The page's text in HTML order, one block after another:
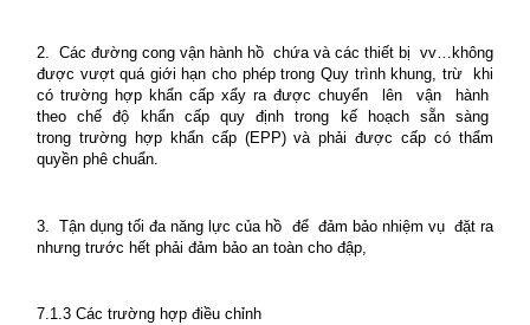
2. Các đường cong vận hành hồ chứa và các thiết bị vv…không
được vượt quá giới hạn cho phép trong Quy trình khung, trừ
khi
có trường hợp khẩn cấp xẩy ra được chuyển
lên vận
hành
theo
chế độ khẩn cấp quy định trong kế hoạch sẵn
sàng
trong trường hợp khẩn cấp (EPP) và phải được cấp có thẩm
quyền phê chuẩn.
3. Tận dụng tối đa năng lực của hồ để đảm bảo nhiệm vụ đặt ra
nhưng trước hết phải đảm bảo an toàn cho đập,
7.1.3 Các trường hợp điều chỉnh